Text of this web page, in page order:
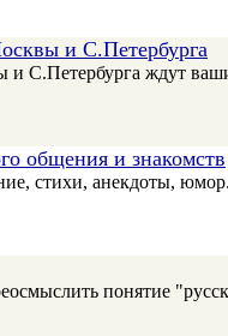
и С.Петербурга
С.Петербурга ждут
общения и знакомств
стихи, анекдоты,
понятие